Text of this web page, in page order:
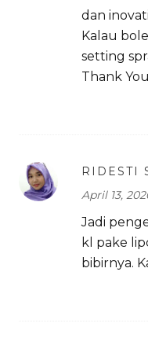
dan
Kalau
setting
Thank
RIDESTI
April 13,
Jadi
kl pake
bibirnya.